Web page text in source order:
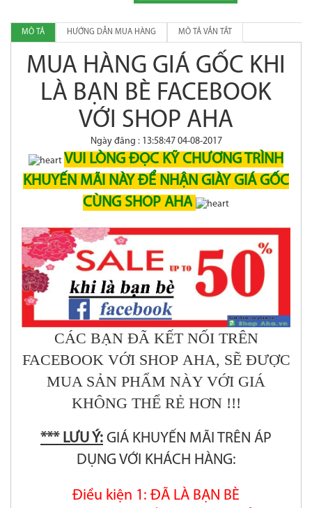
MÔ TẢ HƯỚNG DẪN MUA HÀNG MÔ TẢ VẮN TẮT
MUA HÀNG GIÁ GỐC KHI
LÀ BẠN BÈ FACEBOOK
VỚI SHOP AHA
Ngày đăng : 13:58:47 04-08-2017
VUI LÒNG ĐỌC KỸ CHƯƠNG TRÌNH
KHUYẾN MÃI NÀY ĐỂ NHẬN GIÀY GIÁ GỐC
CÙNG SHOP AHA
CÁC BẠN ĐÃ KẾT NỐI TRÊN
FACEBOOK VỚI SHOP AHA, SẼ ĐƯỢC
MUA SẢN PHẨM NÀY VỚI GIÁ
KHÔNG THỂ RẺ HƠN !!!
*** LƯU Ý: GIÁ KHUYẾN MÃI TRÊN ÁP
DỤNG VỚI KHÁCH HÀNG:
Điều kiện 1: ĐÃ LÀ BẠN BÈ